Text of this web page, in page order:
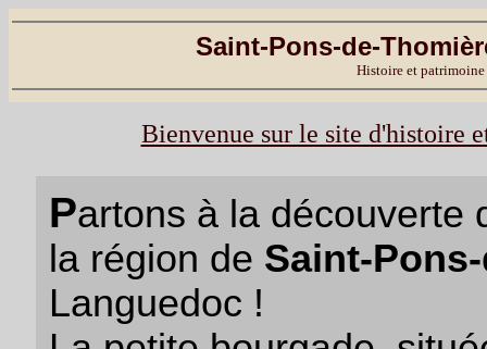
Saint-Pons-de-
Histoire et
Bienvenue sur le site d'histoire
Partons à la découverte
la région de Saint-
Languedoc !